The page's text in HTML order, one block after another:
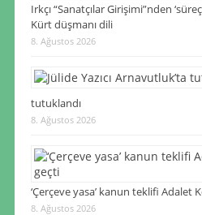
Irkçı “Sanatçılar Girişimi”nden
Kürt düşmanı dili
8. Ağustos 2026
tutuklandı
8. Ağustos 2026
‘Çerçeve yasa’ kanun teklifi Adalet
8. Ağustos 2026